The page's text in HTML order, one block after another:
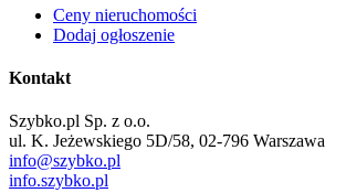
Ceny nieruchomości
Dodaj ogłoszenie
Kontakt
Szybko.pl Sp. z o.o.
ul. K. Jeżewskiego 5D/58, 02-796 Warszawa
info@szybko.pl
info.szybko.pl